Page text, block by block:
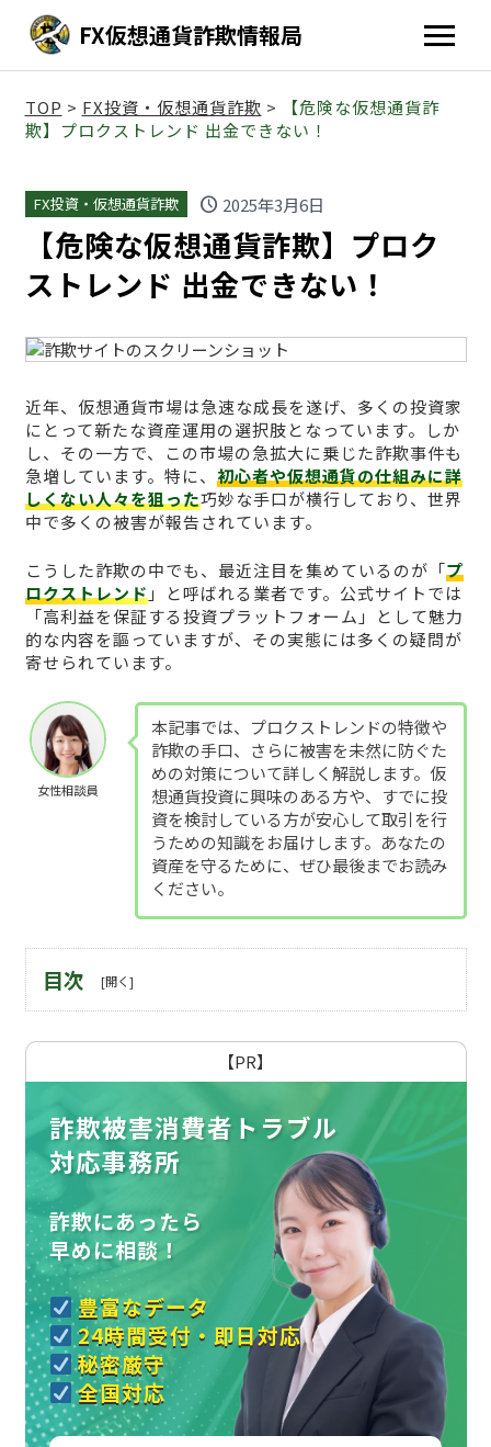
FX仮想通貨詐欺情報局
TOP > FX投資・仮想通貨詐欺 >
【危険な仮想通貨詐
欺】プロクストレンド 出金できない！
FX投資・仮想通貨詐欺 schedule 2025年3月6日
【危険な仮想通貨詐欺】プロク
ストレンド 出金できない！
近年、仮想通貨市場は急速な成長を遂げ、多くの投資家
にとって新たな資産運用の選択肢となっています。しか
し、その一方で、この市場の急拡大に乗じた詐欺事件も
急増しています。特に、 初心者や仮想通貨の仕組みに詳
しくない人々を狙った巧妙な手口が横行しており、世界
中で多くの被害が報告されています。
こうした詐欺の中でも、最近注目を集めているのが「プ
ロクストレンド」と呼ばれる業者です。公式サイトでは
「高利益を保証する投資プラットフォーム」として魅力
的な内容を謳っていますが、その実態には多くの疑問が
寄せられています。
女性相談員
本記事では、プロクストレンドの特徴や
詐欺の手口、さらに被害を未然に防ぐた
めの対策について詳しく解説します。仮
想通貨投資に興味のある方や、すでに投
資を検討している方が安心して取引を行
うための知識をお届けします。あなたの
資産を守るために、ぜひ最後までお読み
ください。
目次
【PR】
詐欺被害消費者トラブル
対応事務所
詐欺にあったら
早めに相談！
豊富なデータ
24時間受付・即日対応
秘密厳守
全国対応